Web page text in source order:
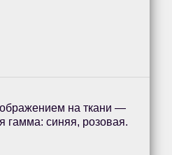
на ткани —
гамма: синяя, розовая.